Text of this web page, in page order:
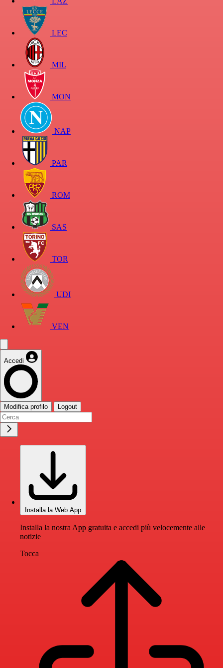
LEC
MIL
MON
NAP
PAR
ROM
SAS
TOR
UDI
VEN
Accedi
Modifica profilo Logout
Installa la Web App
Installa la nostra App gratuita e accedi più velocemente alle
notizie
Tocca